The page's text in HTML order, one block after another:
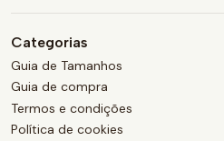
Categorias
Guia de Tamanhos
Guia de compra
Termos e condições
Política de cookies